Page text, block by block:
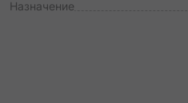
Назначение